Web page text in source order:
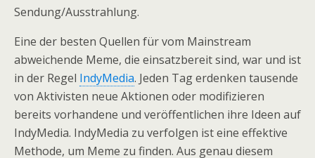
Sendung/Ausstrahlung.
Eine der besten Quellen für vom Mainstream
abweichende Meme, die einsatzbereit sind, war und ist
in der Regel IndyMedia. Jeden Tag erdenken tausende
von Aktivisten neue Aktionen oder modifizieren
bereits vorhandene und veröffentlichen ihre Ideen auf
IndyMedia. IndyMedia zu verfolgen ist eine effektive
Methode, um Meme zu finden. Aus genau diesem